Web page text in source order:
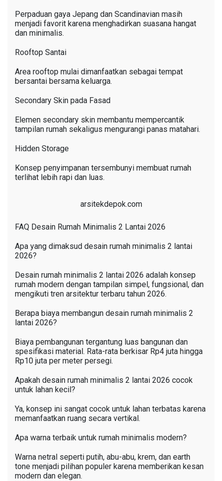
Perpaduan gaya Jepang dan Scandinavian masih
menjadi favorit karena menghadirkan suasana hangat
dan minimalis.
Rooftop Santai
Area rooftop mulai dimanfaatkan sebagai tempat
bersantai bersama keluarga.
Secondary Skin pada Fasad
Elemen secondary skin membantu mempercantik
tampilan rumah sekaligus mengurangi panas matahari.
Hidden Storage
Konsep penyimpanan tersembunyi membuat rumah
terlihat lebih rapi dan luas.
arsitekdepok.com
FAQ Desain Rumah Minimalis 2 Lantai 2026
Apa yang dimaksud desain rumah minimalis 2 lantai
2026?
Desain rumah minimalis 2 lantai 2026 adalah konsep
rumah modern dengan tampilan simpel, fungsional, dan
mengikuti tren arsitektur terbaru tahun 2026.
Berapa biaya membangun desain rumah minimalis 2
lantai 2026?
Biaya pembangunan tergantung luas bangunan dan
spesifikasi material. Rata-rata berkisar Rp4 juta hingga
Rp10 juta per meter persegi.
Apakah desain rumah minimalis 2 lantai 2026 cocok
untuk lahan kecil?
Ya, konsep ini sangat cocok untuk lahan terbatas karena
memanfaatkan ruang secara vertikal.
Apa warna terbaik untuk rumah minimalis modern?
Warna netral seperti putih, abu-abu, krem, dan earth
tone menjadi pilihan populer karena memberikan kesan
modern dan elegan.